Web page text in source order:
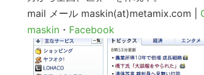
mail メール maskin(at)metamix.com |
maskin ・ Facebook